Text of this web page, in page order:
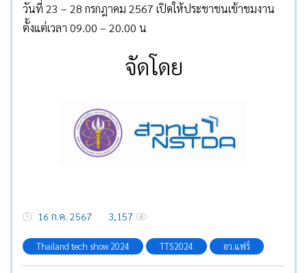
วันที่ 23 – 28 กรกฎาคม 2567 เปิดให้ประชาชนเข้าชมงาน
ตั้งแต่เวลา 09.00 – 20.00 น
จัดโดย
16 ก.ค. 2567 3,157
Thailand tech show 2024 TTS2024 อว.แฟร์